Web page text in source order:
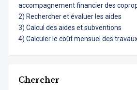
accompagnement financier des
2) Rechercher et évaluer les aides
3) Calcul des aides et subventions
4) Calculer le coût mensuel des
Chercher